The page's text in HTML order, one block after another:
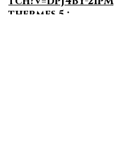
thermes 5 :